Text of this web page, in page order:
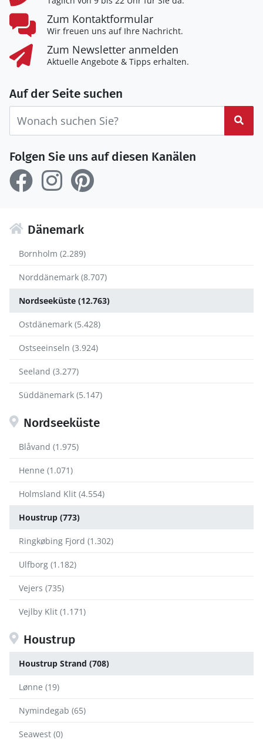
Zum Kontaktformular
Wir freuen uns auf Ihre Nachricht.
Zum Newsletter anmelden
Aktuelle Angebote & Tipps erhalten.
Auf der Seite suchen
Folgen Sie uns auf diesen Kanälen
Dänemark
Bornholm (2.289)
Norddänemark (8.707)
Nordseeküste (12.763)
Ostdänemark (5.428)
Ostseeinseln (3.924)
Seeland (3.277)
Süddänemark (5.147)
Nordseeküste
Blåvand (1.975)
Henne (1.071)
Holmsland Klit (4.554)
Houstrup (773)
Ringkøbing Fjord (1.302)
Ulfborg (1.182)
Vejers (735)
Vejlby Klit (1.171)
Houstrup
Houstrup Strand (708)
Lønne (19)
Nymindegab (65)
Seawest (0)